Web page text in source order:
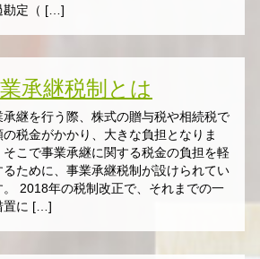
勘定（ […]
承継税制とは
承継を行う際、株式の贈与税や相続税で
の税金がかかり、大きな負担となりま
そこで事業承継に関する税金の負担を軽
るために、事業承継税制が設けられてい
。 2018年の税制改正で、それまでの一
置に […]